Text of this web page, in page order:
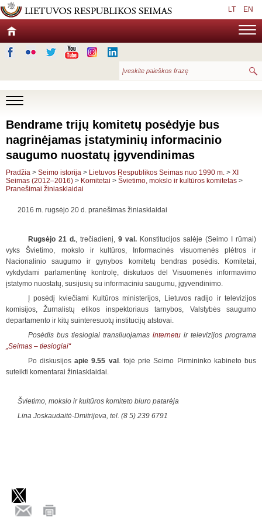
LT EN
Bendrame trijų komitetų posėdyje bus
nagrinėjamas įstatyminių informacinio
saugumo nuostatų įgyvendinimas
Pradžia > Seimo istorija > Lietuvos Respublikos Seimas nuo 1990 m. > XI
Seimas (2012–2016) > Komitetai > Švietimo, mokslo ir kultūros komitetas >
Pranešimai žiniasklaidai
2016 m. rugsėjo 20 d. pranešimas žiniasklaidai
Rugsėjo 21 d., trečiadienį, 9 val.Konstitucijos salėje (Seimo I rūmai)
vyks Švietimo, mokslo ir kultūros, Informacinės visuomenės plėtros ir
Nacionalinio saugumo ir gynybos komitetų bendras posėdis. Komitetai,
vykdydami parlamentinę kontrolę, diskutuos dėl Visuomenės informavimo
įstatymo nuostatų, susijusių su informaciniu saugumu, įgyvendinimo.
Į posėdį kviečiami Kultūros ministerijos, Lietuvos radijo ir televizijos
komisijos, Žurnalistų etikos inspektoriaus tarnybos, Valstybės saugumo
departamento ir kitų suinteresuotų institucijų atstovai.
Posėdis bus tiesiogiai transliuojamas internetuir televizijos programa
„Seimas – tiesiogiai“
Po diskusijosapie 9.55 val . fojė prie Seimo Pirmininko kabineto bus
suteikti komentarai žiniasklaidai.
Švietimo, mokslo ir kultūros komiteto biuro patarėja
Lina Joskaudaitė-Dmitrijeva, tel. (8 5) 239 6791